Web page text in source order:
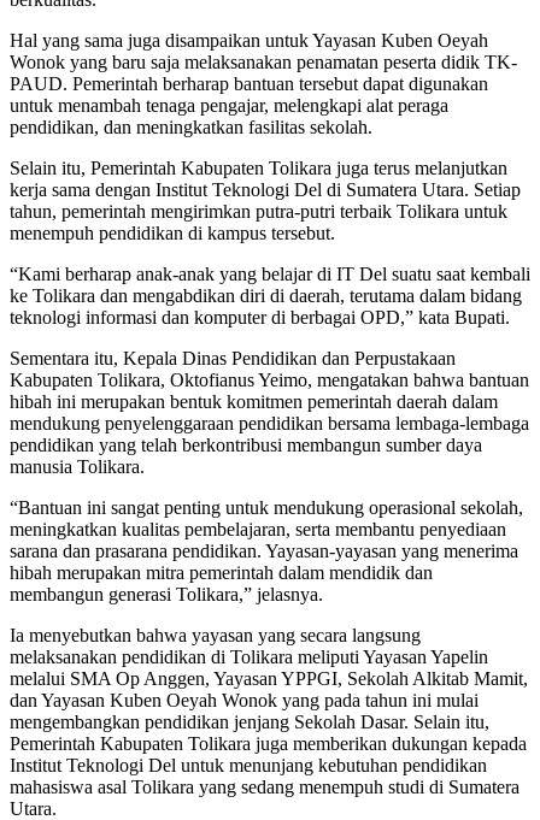
Hal yang sama juga disampaikan untuk Yayasan Kuben Oeyah
Wonok yang baru saja melaksanakan penamatan peserta didik TK-
PAUD. Pemerintah berharap bantuan tersebut dapat digunakan
untuk menambah tenaga pengajar, melengkapi alat peraga
pendidikan, dan meningkatkan fasilitas sekolah.
Selain itu, Pemerintah Kabupaten Tolikara juga terus melanjutkan
kerja sama dengan Institut Teknologi Del di Sumatera Utara. Setiap
tahun, pemerintah mengirimkan putra-putri terbaik Tolikara untuk
menempuh pendidikan di kampus tersebut.
“Kami berharap anak-anak yang belajar di IT Del suatu saat kembali
ke Tolikara dan mengabdikan diri di daerah, terutama dalam bidang
teknologi informasi dan komputer di berbagai OPD,” kata Bupati.
Sementara itu, Kepala Dinas Pendidikan dan Perpustakaan
Kabupaten Tolikara, Oktofianus Yeimo, mengatakan bahwa bantuan
hibah ini merupakan bentuk komitmen pemerintah daerah dalam
mendukung penyelenggaraan pendidikan bersama lembaga-lembaga
pendidikan yang telah berkontribusi membangun sumber daya
manusia Tolikara.
“Bantuan ini sangat penting untuk mendukung operasional sekolah,
meningkatkan kualitas pembelajaran, serta membantu penyediaan
sarana dan prasarana pendidikan. Yayasan-yayasan yang menerima
hibah merupakan mitra pemerintah dalam mendidik dan
membangun generasi Tolikara,” jelasnya.
Ia menyebutkan bahwa yayasan yang secara langsung
melaksanakan pendidikan di Tolikara meliputi Yayasan Yapelin
melalui SMA Op Anggen, Yayasan YPPGI, Sekolah Alkitab Mamit,
dan Yayasan Kuben Oeyah Wonok yang pada tahun ini mulai
mengembangkan pendidikan jenjang Sekolah Dasar. Selain itu,
Pemerintah Kabupaten Tolikara juga memberikan dukungan kepada
Institut Teknologi Del untuk menunjang kebutuhan pendidikan
mahasiswa asal Tolikara yang sedang menempuh studi di Sumatera
Utara.